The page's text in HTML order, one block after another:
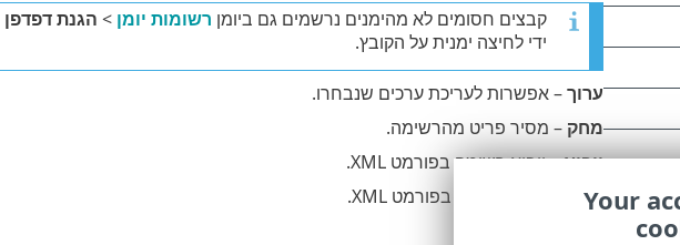
קבצים חסומים לא מהימנים נרשמים גם ביומן רשומות יומן > הגנת דפדפן
ידי לחיצה ימנית על הקובץ.
ערוך– אפשרות לעריכת ערכים שנבחרו.
מחק – מסיר פריט מהרשימה.
ייבוא– ייבוא רשימה בפורמט XML.
ייצוא
– ייצוא רשימה בפורמט XML.
Your